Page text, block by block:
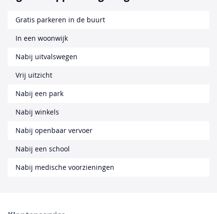
Gratis parkeren in de buurt
In een woonwijk
Nabij uitvalswegen
Vrij uitzicht
Nabij een park
Nabij winkels
Nabij openbaar vervoer
Nabij een school
Nabij medische voorzieningen